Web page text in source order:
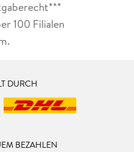
100 Filialen
DURCH
BEZAHLEN